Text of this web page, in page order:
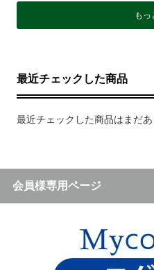
もっ
最近チェックした商品
最近チェックした商品はまだあ
会員様専用ページ